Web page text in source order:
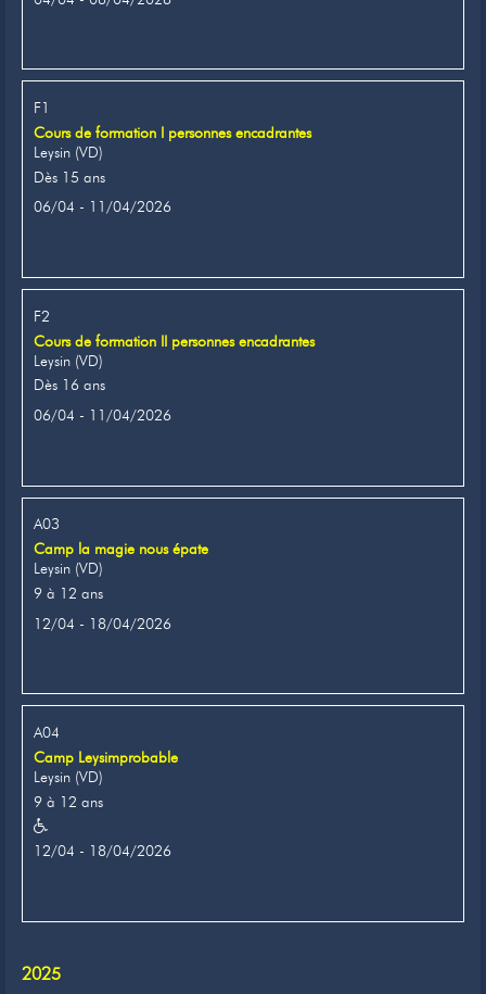
F1
Cours de formation I personnes encadrantes
Leysin (VD)
Dès 15 ans
06/04 - 11/04/2026
F2
Cours de formation II personnes encadrantes
Leysin (VD)
Dès 16 ans
06/04 - 11/04/2026
A03
Camp la magie nous épate
Leysin (VD)
9 à 12 ans
12/04 - 18/04/2026
A04
Camp Leysimprobable
Leysin (VD)
9 à 12 ans
12/04 - 18/04/2026
2025